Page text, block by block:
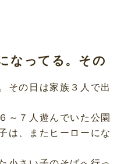
なってる。その
その日は家族３人で出
～７人遊んでいた公園
は、またヒーローにな